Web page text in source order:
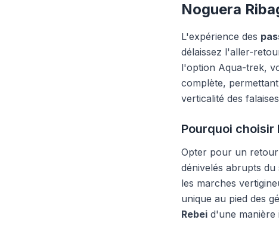
Noguera
L'expérience des
délaissez l'aller-
l'option Aqua-trek,
complète,
verticalité des
Pourquoi
Opter pour un
dénivelés abrupts
les marches
unique au pied des
Rebei d'une manière